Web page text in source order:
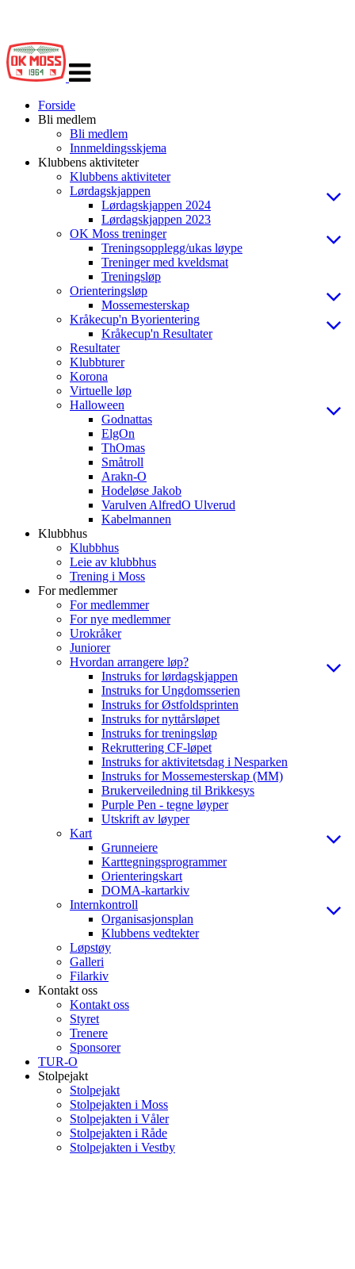
navigasjon
Forside
Bli medlem
Bli medlem
Innmeldingsskjema
Klubbens aktiviteter
Klubbens aktiviteter
Lørdagskjappen
Lørdagskjappen 2024
Lørdagskjappen 2023
OK Moss treninger
Treningsopplegg/ukas løype
Treninger med kveldsmat
Treningsløp
Orienteringsløp
Mossemesterskap
Kråkecup'n Byorientering
Kråkecup'n Resultater
Resultater
Klubbturer
Korona
Virtuelle løp
Halloween
Godnattas
ElgOn
ThOmas
Småtroll
Arakn-O
Hodeløse Jakob
Varulven AlfredO Ulverud
Kabelmannen
Klubbhus
Klubbhus
Leie av klubbhus
Trening i Moss
For medlemmer
For medlemmer
For nye medlemmer
Urokråker
Juniorer
Hvordan arrangere løp?
Instruks for lørdagskjappen
Instruks for Ungdomsserien
Instruks for Østfoldsprinten
Instruks for nyttårsløpet
Instruks for treningsløp
Rekruttering CF-løpet
Instruks for aktivitetsdag i Nesparken
Instruks for Mossemesterskap (MM)
Brukerveiledning til Brikkesys
Purple Pen - tegne løyper
Utskrift av løyper
Kart
Grunneiere
Karttegningsprogrammer
Orienteringskart
DOMA-kartarkiv
Internkontroll
Organisasjonsplan
Klubbens vedtekter
Løpstøy
Galleri
Filarkiv
Kontakt oss
Kontakt oss
Styret
Trenere
Sponsorer
TUR-O
Stolpejakt
Stolpejakt
Stolpejakten i Moss
Stolpejakten i Våler
Stolpejakten i Råde
Stolpejakten i Vestby